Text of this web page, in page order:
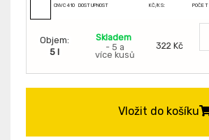
CNVC410050096DOSTUPNOST KČ/KS: POČET
Objem:
5 l
Skladem
- 5 a
více kusů
322 Kč
Vložit do košíku